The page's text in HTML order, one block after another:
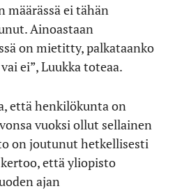
ei tähän
Ainoastaan
on mietitty, palkataanko
ei”, Luukka toteaa.
että henkilökunta on
vuoksi ollut sellainen
on joutunut hetkellisesti
että yliopisto
ajan